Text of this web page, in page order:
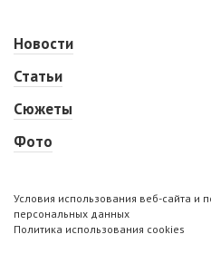
Новости
Статьи
Сюжеты
Фото
Условия использования веб-сайта и
персональных данных
Политика использования cookies